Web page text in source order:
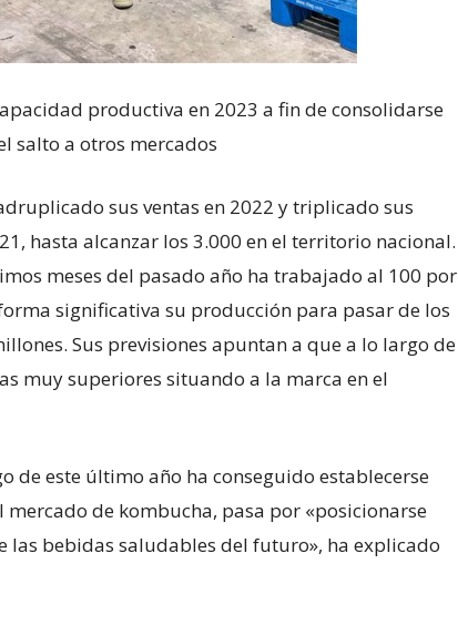
productiva en 2023 a fin de consolidarse
salto a otros mercados
sus ventas en 2022 y triplicado sus
hasta alcanzar los 3.000 en el territorio nacional.
meses del pasado año ha trabajado al 100 por
significativa su producción para pasar de los
Sus previsiones apuntan a que a lo largo de
muy superiores situando a la marca en el
de este último año ha conseguido establecerse
de kombucha, pasa por «posicionarse
las bebidas saludables del futuro», ha explicado